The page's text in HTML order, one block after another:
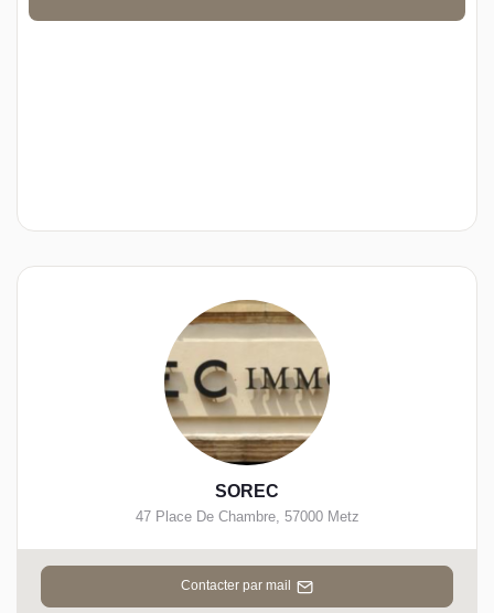
SOREC
47 Place De Chambre, 57000 Metz
Contacter par mail